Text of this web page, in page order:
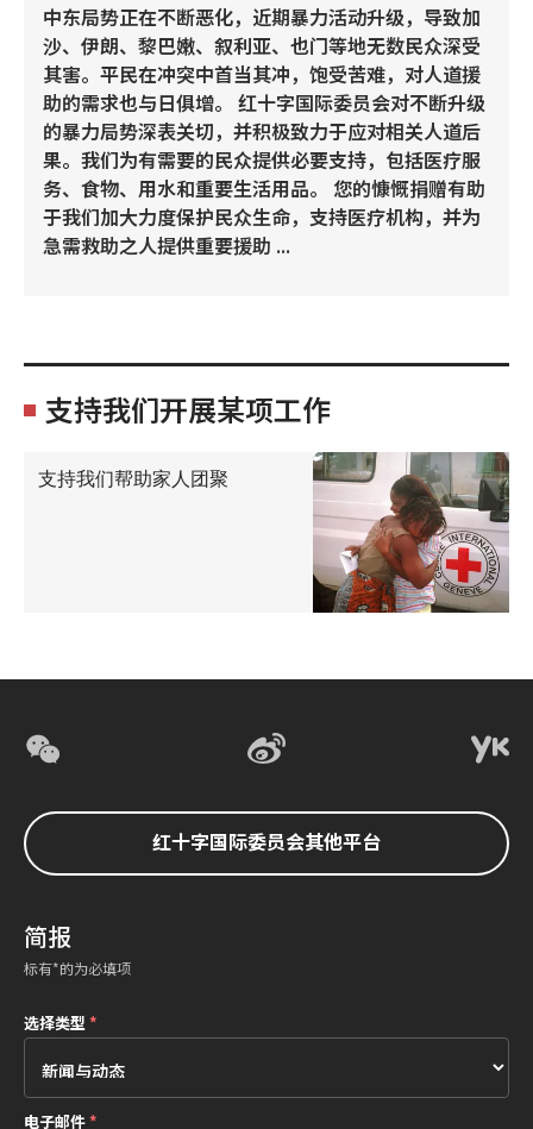
中东局势正在不断恶化，近期暴力活动升级，导致加
沙、伊朗、黎巴嫩、叙利亚、也门等地无数民众深受
其害。平民在冲突中首当其冲，饱受苦难，对人道援
助的需求也与日俱增。 红十字国际委员会对不断升级
的暴力局势深表关切，并积极致力于应对相关人道后
果。我们为有需要的民众提供必要支持，包括医疗服
务、食物、用水和重要生活用品。 您的慷慨捐赠有助
于我们加大力度保护民众生命，支持医疗机构，并为
急需救助之人提供重要援助 ...
支持我们开展某项工作
支持我们帮助家人团聚
红十字国际委员会其他平台
简报
标有*的为必填项
选择类型 *
电子邮件*